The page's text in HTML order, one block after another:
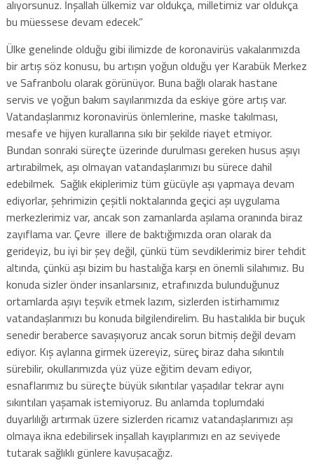
alıyorsunuz. İnşallah ülkemiz var oldukça, milletimiz var oldukça
bu müessese devam edecek.”
Ülke genelinde olduğu gibi ilimizde de koronavirüs vakalarımızda
bir artış söz konusu, bu artışın yoğun olduğu yer Karabük Merkez
ve Safranbolu olarak görünüyor. Buna bağlı olarak hastane
servis ve yoğun bakım sayılarımızda da eskiye göre artış var.
Vatandaşlarımız koronavirüs önlemlerine, maske takılması,
mesafe ve hijyen kurallarına sıkı bir şekilde riayet etmiyor.
Bundan sonraki süreçte üzerinde durulması gereken husus aşıyı
artırabilmek, aşı olmayan vatandaşlarımızı bu sürece dahil
edebilmek. Sağlık ekiplerimiz tüm gücüyle aşı yapmaya devam
ediyorlar, şehrimizin çeşitli noktalarında geçici aşı uygulama
merkezlerimiz var, ancak son zamanlarda aşılama oranında biraz
zayıflama var. Çevre illere de baktığımızda oran olarak da
gerideyiz, bu iyi bir şey değil, çünkü tüm sevdiklerimiz birer tehdit
altında, çünkü aşı bizim bu hastalığa karşı en önemli silahımız. Bu
konuda sizler önder insanlarsınız, etrafınızda bulunduğunuz
ortamlarda aşıyı teşvik etmek lazım, sizlerden istirhamımız
vatandaşlarımızı bu konuda bilgilendirelim. Bu hastalıkla bir buçuk
senedir beraberce savaşıyoruz ancak sorun bitmiş değil devam
ediyor. Kış aylarına girmek üzereyiz, süreç biraz daha sıkıntılı
sürebilir, okullarımızda yüz yüze eğitim devam ediyor,
esnaflarımız bu süreçte büyük sıkıntılar yaşadılar tekrar aynı
sıkıntıları yaşamak istemiyoruz. Bu anlamda toplumdaki
duyarlılığı artırmak üzere sizlerden ricamız vatandaşlarımızı aşı
olmaya ikna edebilirsek inşallah kayıplarımızı en az seviyede
tutarak sağlıklı günlere kavuşacağız.